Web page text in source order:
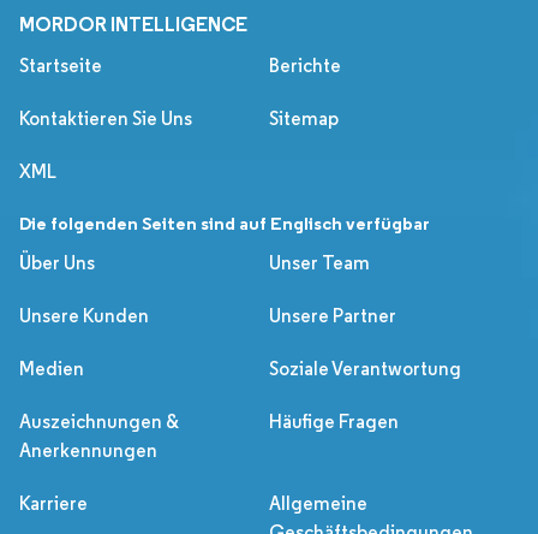
MORDOR INTELLIGENCE
Startseite Berichte
Kontaktieren Sie Uns Sitemap
XML
Die folgenden Seiten sind auf Englisch verfügbar
Über Uns
Unser Team
Unsere Kunden Unsere Partner
Medien Soziale Verantwortung
Auszeichnungen &
Anerkennungen
Häufige Fragen
Karriere
Allgemeine